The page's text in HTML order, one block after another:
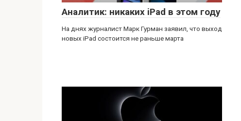
Аналитик: никаких iPad в этом году
На днях журналист Марк Гурман заявил, что выход
новых iPad состоится не раньше марта